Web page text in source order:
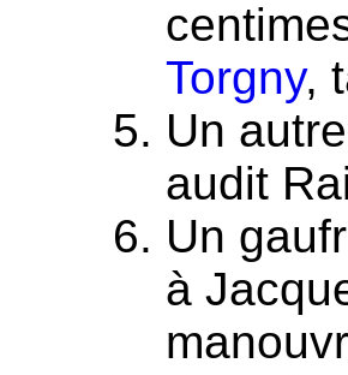
Torgny,
Un
audit
Un
à